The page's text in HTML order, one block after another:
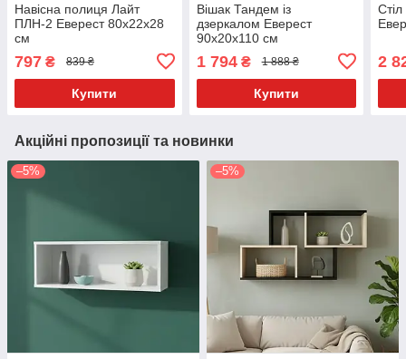
Навісна полиця Лайт
ПЛН-2 Еверест 80x22x28
см
797 ₴ 839 ₴
Купити
Вішак Тандем із
дзеркалом Еверест
90x20x110 см
1 794₴ 1 888 ₴
Купити
2
Акційні пропозиції та новинки
–5% –5%